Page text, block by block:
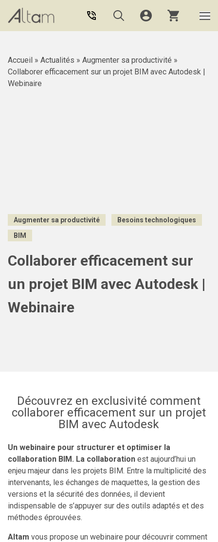
Aller au contenu principal
Accueil » Actualités » Augmenter sa productivité »
Collaborer efficacement sur un projet BIM avec Autodesk |
Webinaire
Augmenter sa productivité
Besoins technologiques
BIM
Collaborer efficacement sur
un projet BIM avec Autodesk |
Webinaire
Découvrez en exclusivité comment
collaborer efficacement sur un projet
BIM avec Autodesk
Un webinaire pour structurer et optimiser la
collaboration BIM. La collaboration est aujourd’hui un
enjeu majeur dans les projets BIM. Entre la multiplicité des
intervenants, les échanges de maquettes, la gestion des
versions et la sécurité des données, il devient
indispensable de s’appuyer sur des outils adaptés et des
méthodes éprouvées.
Altam vous propose un webinaire pour découvrir comment